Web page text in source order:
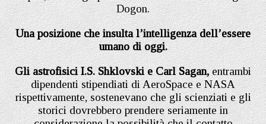
Dogon.
Una posizione che insulta l’intelligenza dell’essere
umano di oggi.
Gli astrofisici I.S. Shklovski e Carl Sagan,entrambi
dipendenti stipendiati di AeroSpace e NASA
rispettivamente, sostenevano che gli scienziati e gli
storici dovrebbero prendere seriamente in